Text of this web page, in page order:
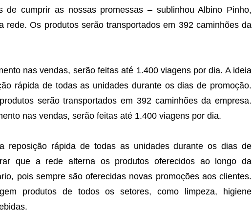
de cumprir as nossas promessas – sublinhou Albino Pinho,
rede. Os produtos serão transportados em 392 caminhões da
nas vendas, serão feitas até 1.400 viagens por dia. A ideia
rápida de todas as unidades durante os dias de promoção.
serão transportados em 392 caminhões da empresa.
nas vendas, serão feitas até 1.400 viagens por dia.
reposição rápida de todas as unidades durante os dias de
que a rede alterna os produtos oferecidos ao longo da
pois sempre são oferecidas novas promoções aos clientes.
produtos de todos os setores, como limpeza, higiene